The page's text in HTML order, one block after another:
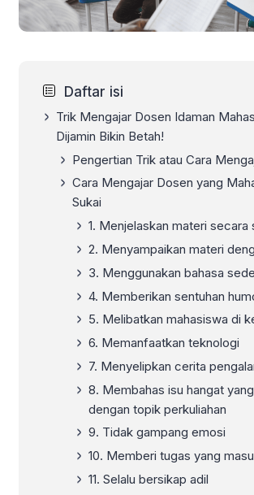
Daftar isi
Trik Mengajar Dosen Idaman
Dijamin Bikin Betah!
Pengertian Trik atau Cara
Cara Mengajar Dosen yang
Sukai
1. Menjelaskan materi secara
2. Menyampaikan materi
3. Menggunakan bahasa
4. Memberikan sentuhan
5. Melibatkan mahasiswa di
6. Memanfaatkan teknologi
7. Menyelipkan cerita
8. Membahas isu hangat
dengan topik perkuliahan
9. Tidak gampang emosi
10. Memberi tugas yang
11. Selalu bersikap adil